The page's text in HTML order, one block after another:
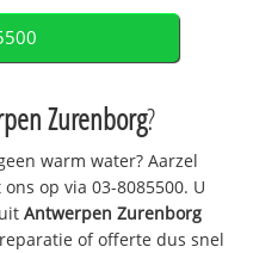
Zurenborg?
warm water? Aarzel
op via 03-8085500. U
uitAntwerpen Zurenborg
of offerte dus snel